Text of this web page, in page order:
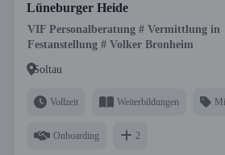
Lüneburger Heide
VIF Personalberatung # Vermittlung in
Festanstellung # Volker Bronheim
Soltau
Vollzeit Weiterbildungen
Onboarding 2